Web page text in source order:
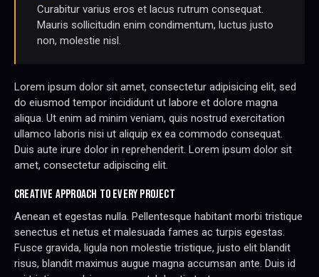
Curabitur varius eros et lacus rutrum consequat.
Mauris sollicitudin enim condimentum, luctus justo
non, molestie nisl.
Lorem ipsum dolor sit amet, consectetur adipisicing elit, sed
do eiusmod tempor incididunt ut labore et dolore magna
aliqua. Ut enim ad minim veniam, quis nostrud exercitation
ullamco laboris nisi ut aliquip ex ea commodo consequat.
Duis aute irure dolor in reprehenderit. Lorem ipsum dolor sit
amet, consectetur adipiscing elit.
CREATIVE APPROACH TO EVERY PROJECT
Aenean et egestas nulla. Pellentesque habitant morbi tristique
senectus et netus et malesuada fames ac turpis egestas.
Fusce gravida, ligula non molestie tristique, justo elit blandit
risus, blandit maximus augue magna accumsan ante. Duis id